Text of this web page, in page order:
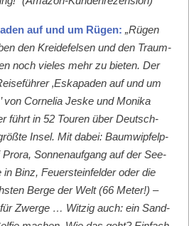
auf und um Rügen: „Rügen
den Krei­de­felsen und den Traum­
noch vieles mehr zu bieten. Der
‚Eska­paden auf und um
von Cor­nelia Jeske und Moni­ka
führt in 52 Touren über Deutsch­
Insel. Mit dabei: Baumwipfelp­
Pro­ra, Son­nenauf­gang auf der See­
in Binz, Feuer­ste­in­felder oder die
Berge der Welt (66 Meter!) –
Zwerge … Witzig auch: ein Sand­